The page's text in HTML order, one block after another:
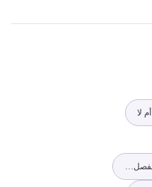
لا
دقيق، وجبة ومسحوق منتجات الفصل الثامن